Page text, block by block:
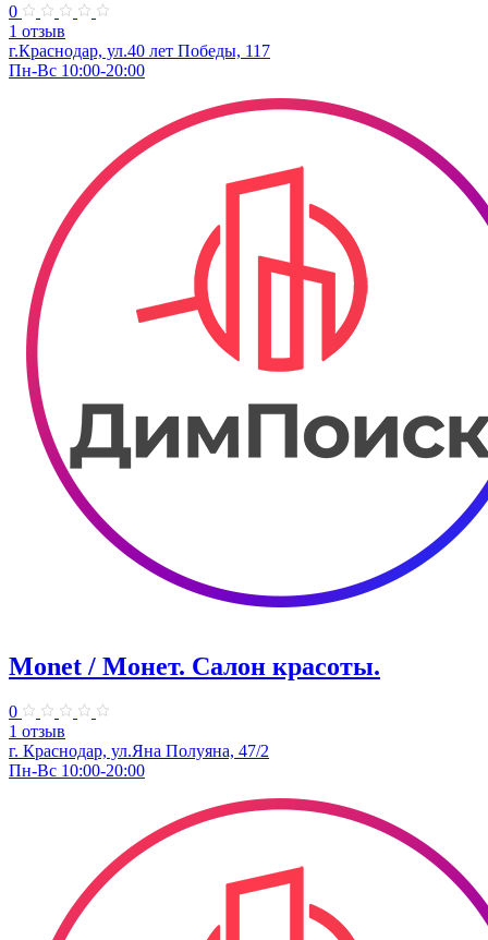
0
1 отзыв
г.Краснодар, ул.40 лет Победы, 117
Пн-Вс 10:00-20:00
Monet / Монет. Салон красоты.
0
1 отзыв
г. Краснодар, ул.Яна Полуяна, 47/2
Пн-Вс 10:00-20:00